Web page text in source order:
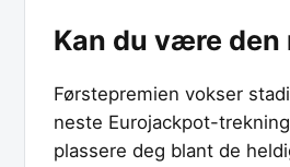
Kan du være den
Førstepremien vokser
neste Eurojackpot-
plassere deg blant de